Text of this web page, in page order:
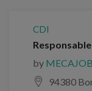
CDI
by MECAJOB
94380